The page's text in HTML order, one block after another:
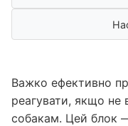
Важко ефективно
реагувати, якщо не
собакам. Цей блок